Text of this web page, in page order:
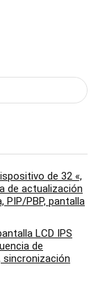
de 32 «,
de actualización
PIP/PBP, pantalla
LCD IPS
de
sincronización